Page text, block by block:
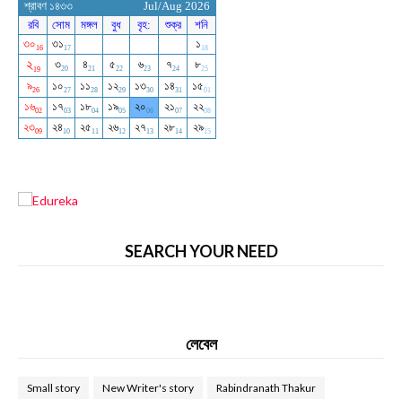
SEARCH YOUR NEED
লেবেল
Small story New Writer's story Rabindranath Thakur